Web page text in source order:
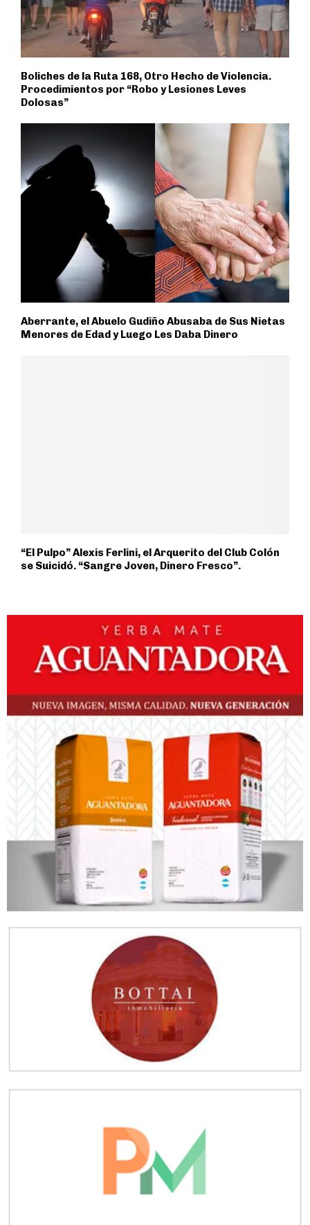
Boliches de la Ruta 168, Otro Hecho de Violencia.
Procedimientos por “Robo y Lesiones Leves
Dolosas”
Aberrante, el Abuelo Gudiño Abusaba de Sus Nietas
Menores de Edad y Luego Les Daba Dinero
“El Pulpo” Alexis Ferlini, el Arquerito del Club Colón
se Suicidó. “Sangre Joven, Dinero Fresco”.